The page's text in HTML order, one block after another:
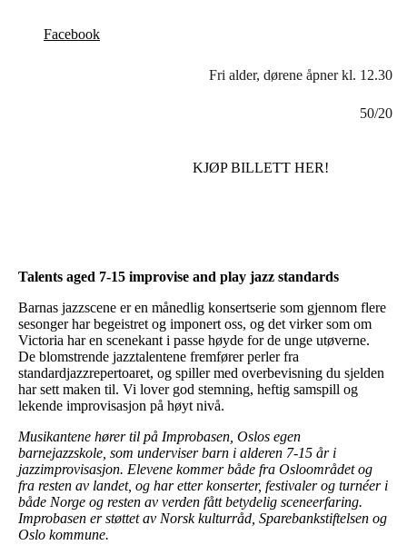
Facebook
Fri alder, dørene åpner kl. 12.30
50/20
KJØP BILLETT HER!
Talents aged 7-15 improvise and play jazz standards
Barnas jazzscene er en månedlig konsertserie som gjennom flere
sesonger har begeistret og imponert oss, og det virker som om
Victoria har en scenekant i passe høyde for de unge utøverne.
De blomstrende jazztalentene fremfører perler fra
standardjazzrepertoaret, og spiller med overbevisning du sjelden
har sett maken til. Vi lover god stemning, heftig samspill og
lekende improvisasjon på høyt nivå.
Musikantene hører til på Improbasen, Oslos egen
barnejazzskole, som underviser barn i alderen 7-15 år i
jazzimprovisasjon. Elevene kommer både fra Osloområdet og
fra resten av landet, og har etter konserter, festivaler og turnéer i
både Norge og resten av verden fått betydelig sceneerfaring.
Improbasen er støttet av Norsk kulturråd, Sparebankstiftelsen og
Oslo kommune.